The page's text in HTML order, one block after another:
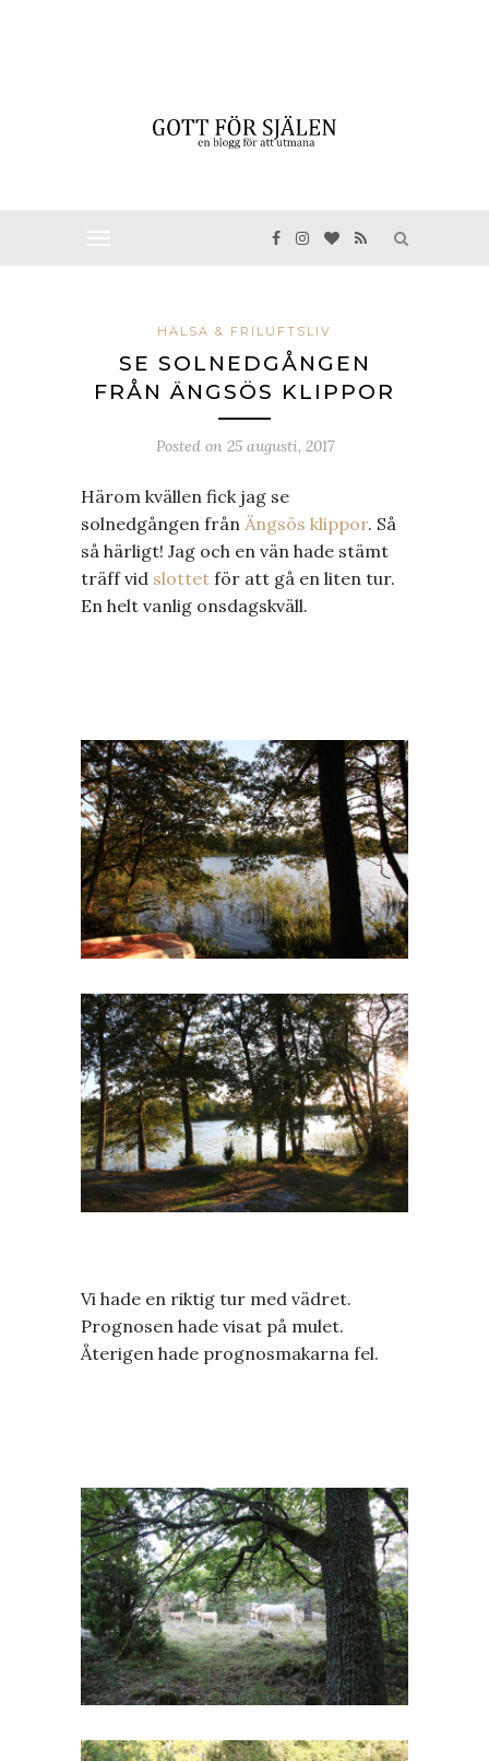
HÄLSA & FRILUFTSLIV
SE SOLNEDGÅNGEN
FRÅN ÄNGSÖS KLIPPOR
Posted on 25 augusti, 2017
Härom kvällen fick jag se
solnedgången från Ängsös klippor. Så
så härligt! Jag och en vän hade stämt
träff vid slottet för att gå en liten tur.
En helt vanlig onsdagskväll.
Vi hade en riktig tur med vädret.
Prognosen hade visat på mulet.
Återigen hade prognosmakarna fel.